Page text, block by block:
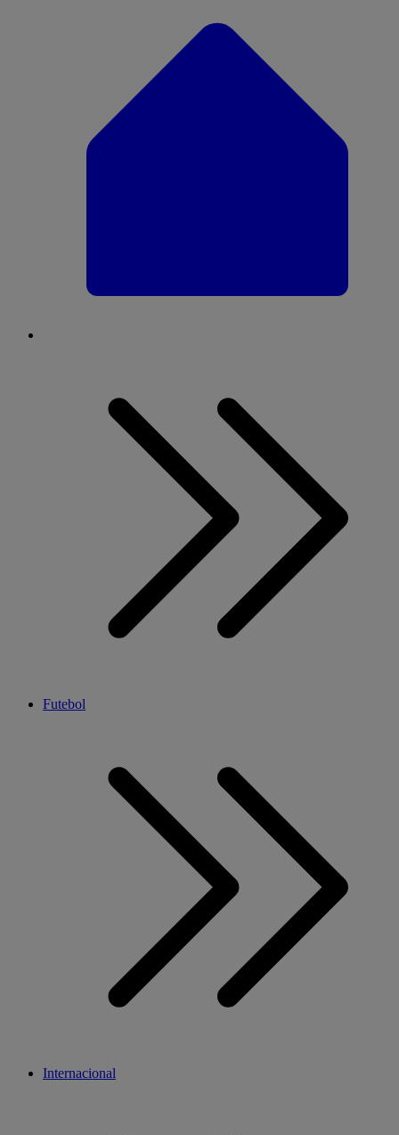
Futebol
Internacional